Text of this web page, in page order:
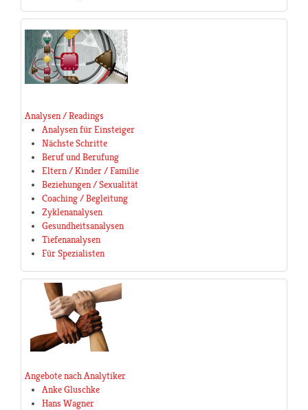
Analysen / Readings
Analysen für Einsteiger
Nächste Schritte
Beruf und Berufung
Eltern / Kinder / Familie
Beziehungen / Sexualität
Coaching / Begleitung
Zyklenanalysen
Gesundheitsanalysen
Tiefenanalysen
Für Spezialisten
Angebote nach Analytiker
Anke Gluschke
Hans Wagner